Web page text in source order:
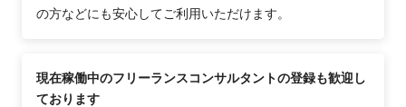
の方などにも安心してご利用いただけます。
現在稼働中のフリーランスコンサルタントの登録も歓迎し
ております